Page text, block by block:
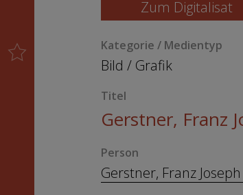
Zum Digitalisat
Kategorie / Medientyp
Bild / Grafik
Titel
Gerstner, Franz
Person
Gerstner, Franz